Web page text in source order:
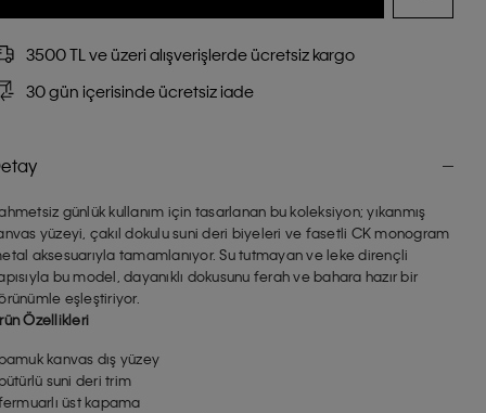
3500 TL ve üzeri alışverişlerde ücretsiz kargo
30 gün içerisinde ücretsiz iade
günlük kullanım için tasarlanan bu koleksiyon; yıkanmış
yüzeyi, çakıl dokulu suni deri biyeleri ve fasetli CK monogram
aksesuarıyla tamamlanıyor. Su tutmayan ve leke dirençli
bu model, dayanıklı dokusunu ferah ve bahara hazır bir
eşleştiriyor.
Özellikleri
kanvas dış yüzey
suni deri trim
üst kapama